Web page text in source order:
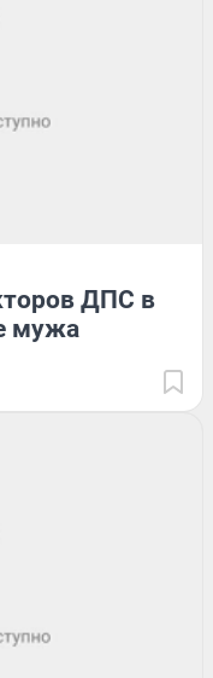
ДПС в
мужа